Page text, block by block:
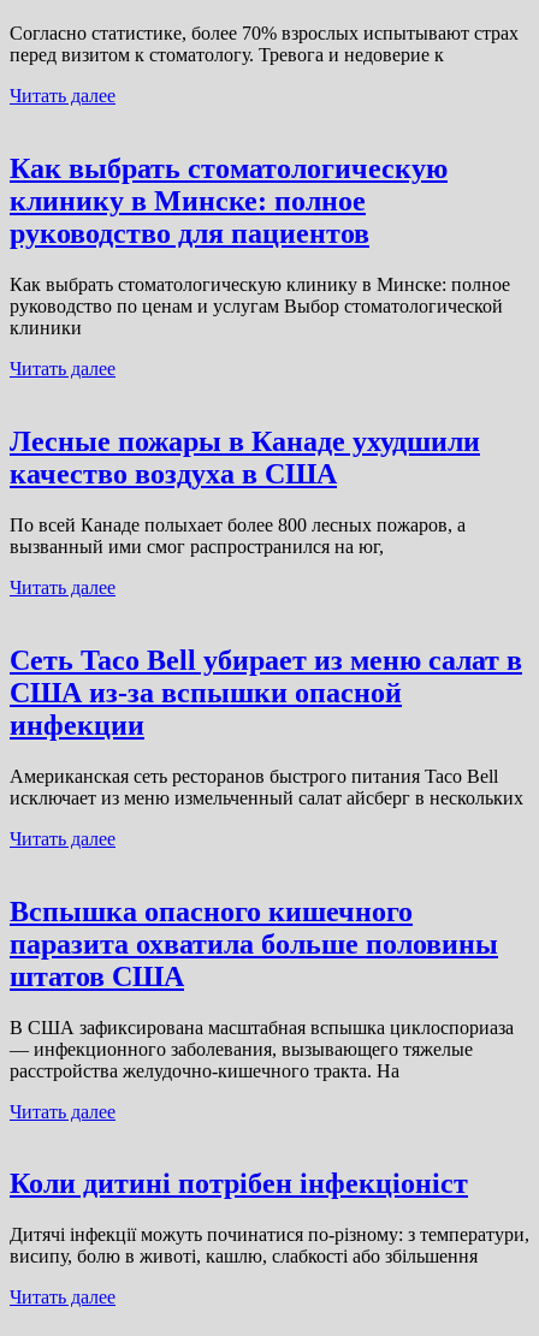
Согласно статистике, более 70% взрослых испытывают страх
перед визитом к стоматологу. Тревога и недоверие к
Читать далее
Как выбрать стоматологическую
клинику в Минске: полное
руководство для пациентов
Как выбрать стоматологическую клинику в Минске: полное
руководство по ценам и услугам Выбор стоматологической
клиники
Читать далее
Лесные пожары в Канаде ухудшили
качество воздуха в США
По всей Канаде полыхает более 800 лесных пожаров, а
вызванный ими смог распространился на юг,
Читать далее
Сеть Taco Bell убирает из меню салат в
США из-за вспышки опасной
инфекции
Американская сеть ресторанов быстрого питания Taco Bell
исключает из меню измельченный салат айсберг в нескольких
Читать далее
Вспышка опасного кишечного
паразита охватила больше половины
штатов США
В США зафиксирована масштабная вспышка циклоспориаза
— инфекционного заболевания, вызывающего тяжелые
расстройства желудочно-кишечного тракта. На
Читать далее
Коли дитині потрібен інфекціоніст
Дитячі інфекції можуть починатися по-різному: з температури,
висипу, болю в животі, кашлю, слабкості або збільшення
Читать далее